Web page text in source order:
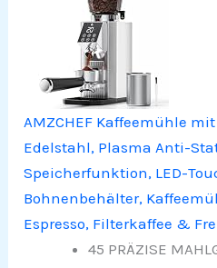
AMZCHEF Kaffeemühle
Edelstahl, Plasma Anti-
Speicherfunktion, LED-
Bohnenbehälter,
Espresso, Filterkaffee &
45 PRÄZISE